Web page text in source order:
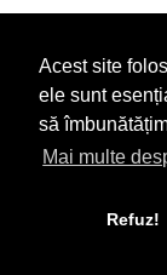
Acest site
ele sunt
să
Mai multe
Refuz!